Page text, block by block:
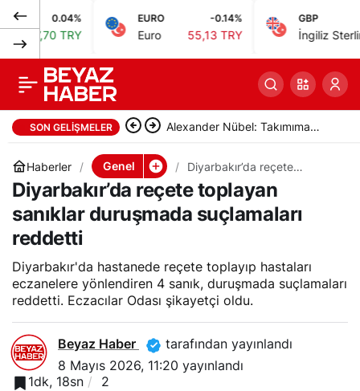
0.04% EURO -0.14%
Euro 55,13 TRY
GBP
İngiliz Sterlini 64,47
SON GELIŞMELER Alexander Nübel: Takımıma
geleni yapacağım
Haberler Genel
Diyarbakır’da reçete
toplayan sanıklar duruşmada
suçlamaları reddetti
Diyarbakır’da reçete toplayan
sanıklar duruşmada suçlamaları
reddetti
Diyarbakır'da hastanede reçete toplayıp hastaları
eczanelere yönlendiren 4 sanık, duruşmada suçlamaları
reddetti. Eczacılar Odası şikayetçi oldu.
Beyaz Haber
tarafından yayınlandı
8 Mayıs 2026, 11:20 yayınlandı
1dk, 18sn
2
İçişleri Bakanlığı: 27’si
kırmızı bültenle
aranan 48 suçlu
Türkiye’ye getirildi
0 Paylaş